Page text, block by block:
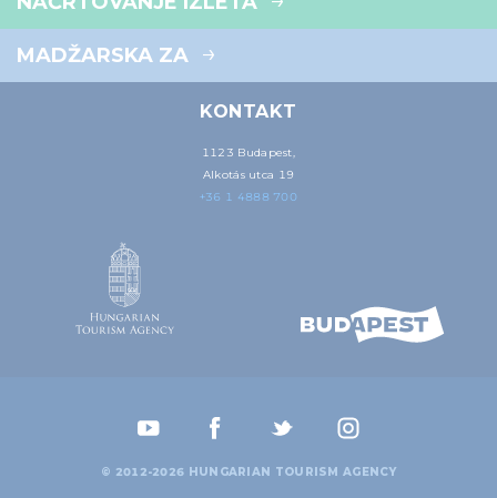
MADŽARSKA ZA
KONTAKT
1123 Budapest,
Alkotás utca 19
+36 1 4888 700
© 2012-2026 HUNGARIAN TOURISM AGENCY